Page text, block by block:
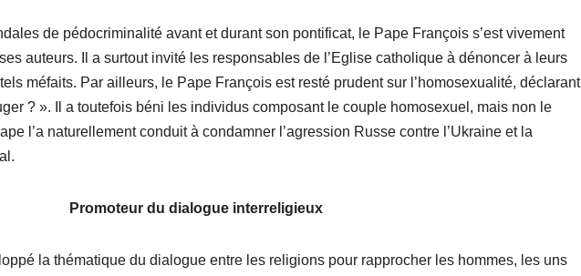
de pédocriminalité avant et durant son pontificat, le Pape François s’est vivement
auteurs. Il a surtout invité les responsables de l’Eglise catholique à dénoncer à leurs
méfaits. Par ailleurs, le Pape François est resté prudent sur l’homosexualité, déclarant
? ». Il a toutefois béni les individus composant le couple homosexuel, mais non le
l’a naturellement conduit à condamner l’agression Russe contre l’Ukraine et la
Promoteur du dialogue interreligieux
la thématique du dialogue entre les religions pour rapprocher les hommes, les uns